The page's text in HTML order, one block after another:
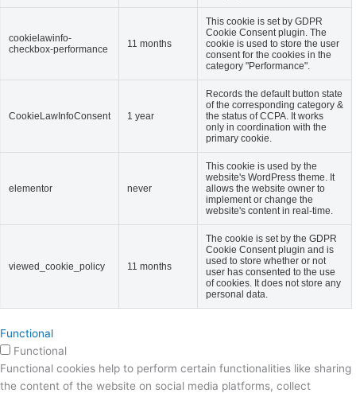
cookielawinfo-
checkbox-performance
11 months
This cookie is set by GDPR
Cookie Consent plugin. The
cookie is used to store the user
consent for the cookies in the
category "Performance".
CookieLawInfoConsent 1 year
Records the default button state
of the corresponding category &
the status of CCPA. It works
only in coordination with the
primary cookie.
elementor never
This cookie is used by the
website's WordPress theme. It
allows the website owner to
implement or change the
website's content in real-time.
viewed_cookie_policy 11 months
The cookie is set by the GDPR
Cookie Consent plugin and is
used to store whether or not
user has consented to the use
of cookies. It does not store any
personal data.
Functional
Functional
Functional cookies help to perform certain functionalities like sharing
the content of the website on social media platforms, collect